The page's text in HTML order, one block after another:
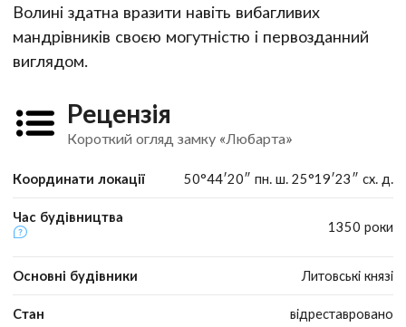
Волині здатна вразити навіть вибагливих
мандрівників своєю могутністю і первозданний
виглядом.
Рецензія
Короткий огляд замку «Любарта»
Координати локації 50°44′20″ пн. ш. 25°19′23″ сх. д.
Час будівництва
1350 роки
Основні будівники Литовські князі
Стан відреставровано